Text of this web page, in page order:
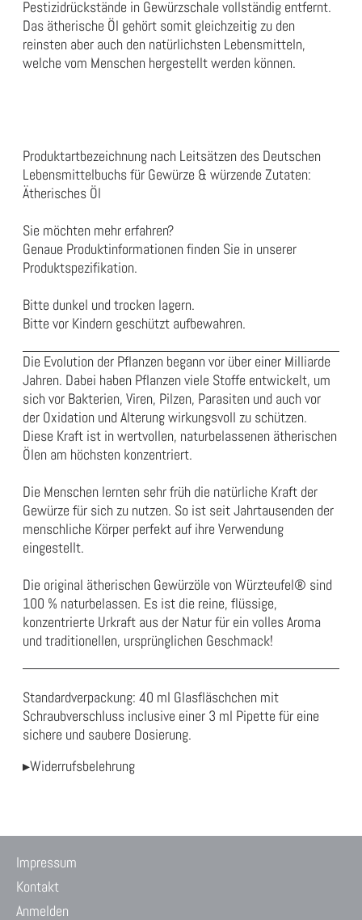
Pestizidrückstände in Gewürzschale vollständig entfernt.
Das ätherische Öl gehört somit gleichzeitig zu den
reinsten aber auch den natürlichsten Lebensmitteln,
welche vom Menschen hergestellt werden können.
Produktartbezeichnung nach Leitsätzen des Deutschen
Lebensmittelbuchs für Gewürze & würzende Zutaten:
Ätherisches Öl
Sie möchten mehr erfahren?
Genaue Produktinformationen finden Sie in unserer
Produktspezifikation.
Bitte dunkel und trocken lagern.
Bitte vor Kindern geschützt aufbewahren.
Die Evolution der Pflanzen begann vor über einer Milliarde
Jahren. Dabei haben Pflanzen viele Stoffe entwickelt, um
sich vor Bakterien, Viren, Pilzen, Parasiten und auch vor
der Oxidation und Alterung wirkungsvoll zu schützen.
Diese Kraft ist in wertvollen, naturbelassenen ätherischen
Ölen am höchsten konzentriert.
Die Menschen lernten sehr früh die natürliche Kraft der
Gewürze für sich zu nutzen. So ist seit Jahrtausenden der
menschliche Körper perfekt auf ihre Verwendung
eingestellt.
Die original ätherischen Gewürzöle von Würzteufel® sind
100 % naturbelassen. Es ist die reine, flüssige,
konzentrierte Urkraft aus der Natur für ein volles Aroma
und traditionellen, ursprünglichen Geschmack!
Standardverpackung: 40 ml Glasfläschchen mit
Schraubverschluss inclusive einer 3 ml Pipette für eine
sichere und saubere Dosierung.
▸Widerrufsbelehrung
Impressum
Kontakt
Anmelden